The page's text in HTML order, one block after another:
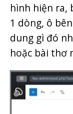
hình hiện ra,
1 dòng, ô
dung gì đó
hoặc bài thơ